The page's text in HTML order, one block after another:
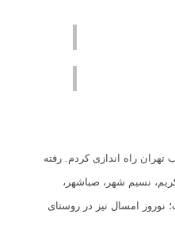
رفته
های رباط کریم، نسیم شهر، صباشهر،
نوروز امسال نیز در روستای